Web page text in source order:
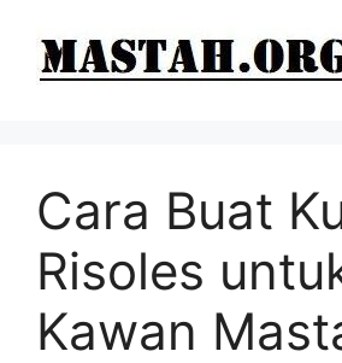
Cara Buat
Risoles
Kawan